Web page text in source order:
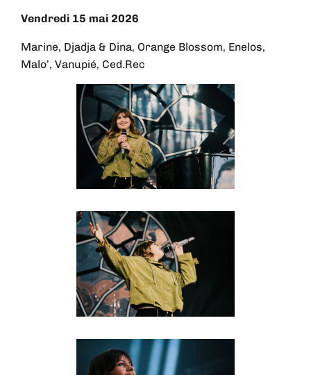
Vendredi 15 mai 2026
Marine, Djadja & Dina, Orange Blossom, Enelos,
Malo’, Vanupié, Ced.Rec